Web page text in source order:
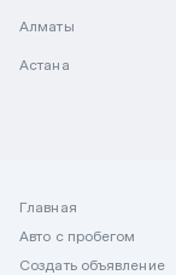
Алматы
Астана
Главная
Авто с пробегом
Создать объявление